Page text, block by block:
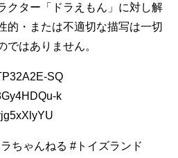
クター「ドラえもん」に対し解
的・または不適切な描写は一切
ではありません。
SQ
k
ちゃんねる #トイズランド